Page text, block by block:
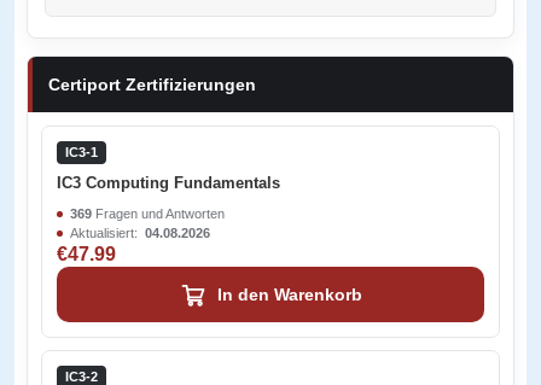
Certiport Zertifizierungen
IC3-1
IC3 Computing Fundamentals
369 Fragen und Antworten
Aktualisiert: 04.08.2026
€47.99
In den Warenkorb
IC3-2